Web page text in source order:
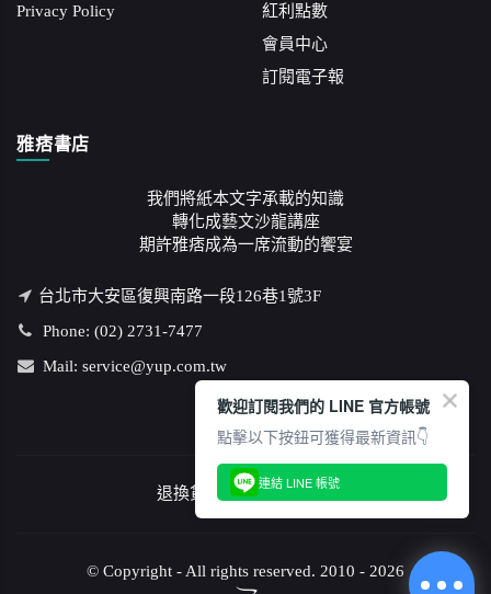
Privacy Policy
紅利點數
會員中心
訂閱電子報
雅痞書店
我們將紙本文字承載的知識
轉化成藝文沙龍講座
期許雅痞成為一席流動的饗宴
台北市大安區復興南路一段126巷1號3F
Phone: (02) 2731-7477
Mail: service@yup.com.tw
退換貨說明/隱私權政策
© Copyright - All rights reserved. 2010 - 2026
歡迎訂閱我們的 LINE 官方帳號
點擊以下按鈕可獲得最新資訊👇
連結 LINE 帳號